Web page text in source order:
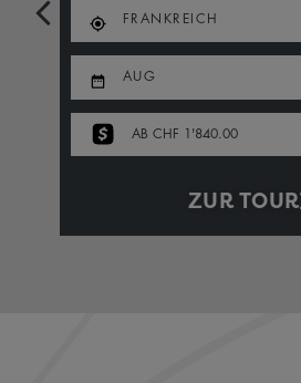
FRANKREICH
AUG
AB CHF 1'840.00
ZUR TOUR